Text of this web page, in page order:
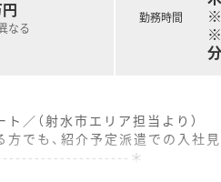
なる
勤務時間
※
／（射水市エリア担当より）
でも、紹介予定派遣での入社
＊